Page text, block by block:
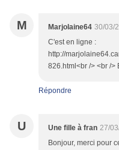
M Marjolaine64 30/03/
C'est en ligne :
http://
826.html<br /> <br />
Répondre
U Une fille à fran 27/
Bonjour, merci pour